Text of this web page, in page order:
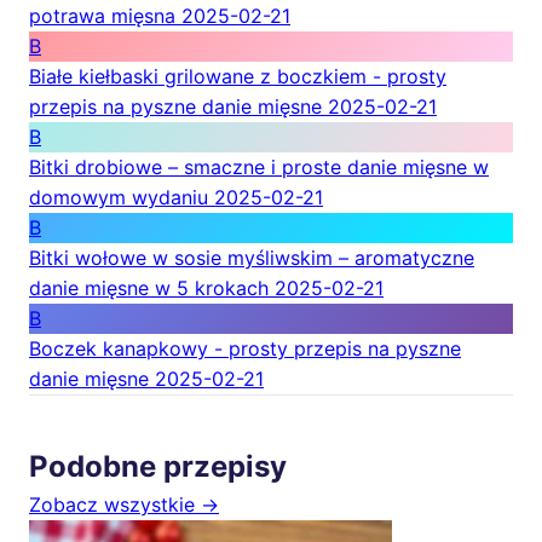
potrawa mięsna 2025-02-21
B
Białe kiełbaski grilowane z boczkiem - prosty
przepis na pyszne danie mięsne 2025-02-21
B
Bitki drobiowe – smaczne i proste danie mięsne w
domowym wydaniu 2025-02-21
B
Bitki wołowe w sosie myśliwskim – aromatyczne
danie mięsne w 5 krokach 2025-02-21
B
Boczek kanapkowy - prosty przepis na pyszne
danie mięsne 2025-02-21
Podobne przepisy
Zobacz wszystkie →